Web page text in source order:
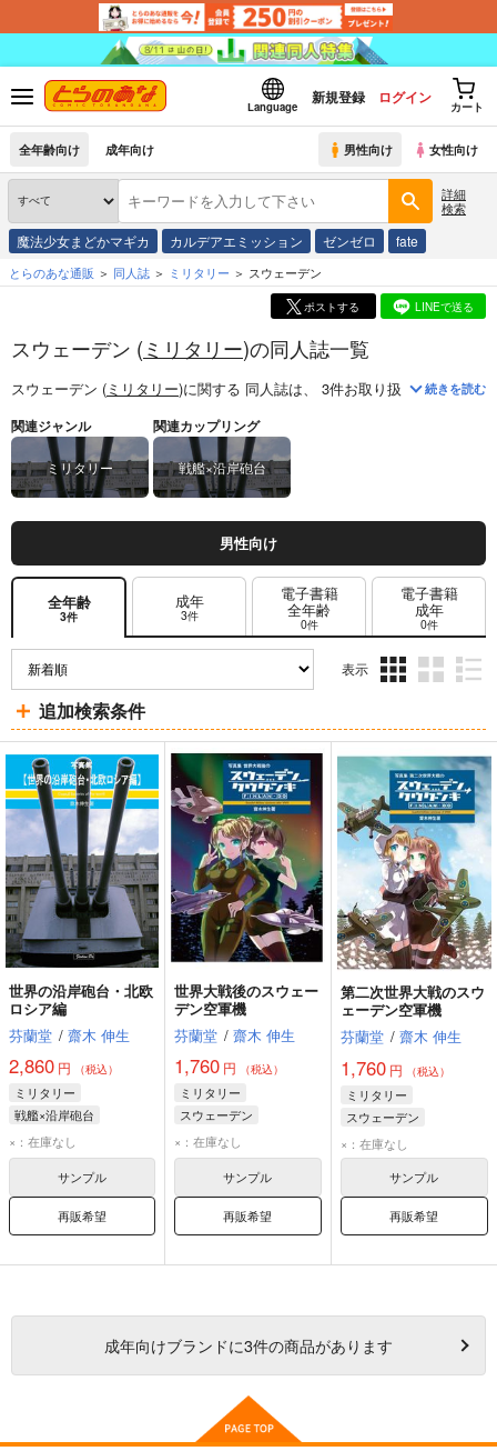
Language
新規登録 ログイン
カート
全年齢向け 成年向け 男性向け 女性向け
詳細
検索
魔法少女まどかマギカ カルデアエミッション ゼンゼロ fate
とらのあな通販 同人誌 ミリタリー スウェーデン
ポストする LINEで送る
スウェーデン (ミリタリー)の同人誌一覧
スウェーデン (ミリタリー)に関する 同人誌は、 3件お取り扱いがございま
続きを読む
関連ジャンル
ミリタリー
関連カップリング
戦艦×沿岸砲台
男性向け
全年齢
3件
成年
3件
電子書籍
全年齢
0件
電子書籍
成年
0件
表示
ム
表
示
ム
表
示
ム
表
示
追加検索条件
世界の沿岸砲台・北欧
ロシア編
芬蘭堂 / 齋木 伸生
2,860 円 （税込）
ミリタリー
戦艦×沿岸砲台
スウェーデン
フィンランド
ロシア
×：在庫なし
サンプル
再販希望
世界大戦後のスウェー
デン空軍機
芬蘭堂 / 齋木 伸生
1,760 円 （税込）
ミリタリー
スウェーデン
ウィッチ
×：在庫なし
サンプル
再販希望
第二次世界大戦のスウ
ェーデン空軍機
芬蘭堂 / 齋木 伸生
1,760円 （税込）
ミリタリー
スウェーデン
ウィッチ
サイキちゃん
×：在庫なし
サンプル
再販希望
成年向けブランドに3件の商品があります